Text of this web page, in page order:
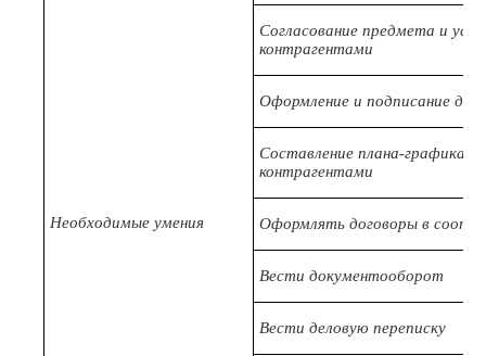
Согласование предмета и
контрагентами
Оформление и подписание
Составление плана-графика
контрагентами
Необходимые умения Оформлять договоры в
Вести документооборот
Вести деловую переписку